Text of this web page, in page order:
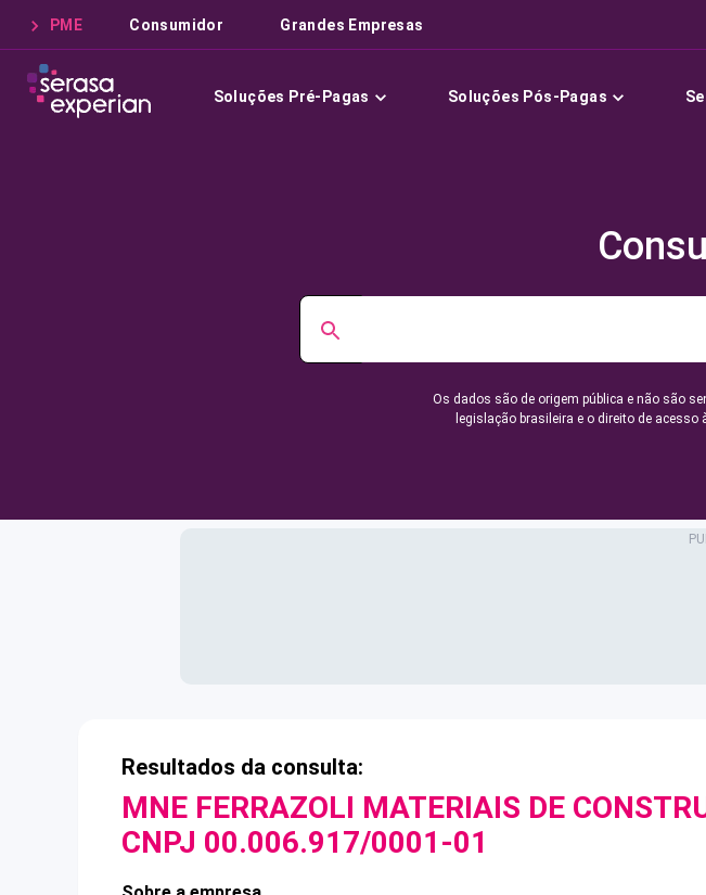
PME Consumidor Grandes Empresas
Soluções Pré-Pagas Soluções Pós-Pagas
Os dados são de origem pública e não são
legislação brasileira e o direito de
Resultados da consulta:
MNE FERRAZOLI MATERIAIS DE
CNPJ 00.006.917/0001-01